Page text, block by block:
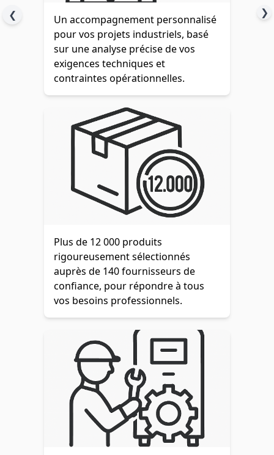
❮ ❯
Un accompagnement personnalisé
pour vos projets industriels, basé
sur une analyse précise de vos
exigences techniques et
contraintes opérationnelles.
Plus de 12 000 produits
rigoureusement sélectionnés
auprès de 140 fournisseurs de
confiance, pour répondre à tous
vos besoins professionnels.